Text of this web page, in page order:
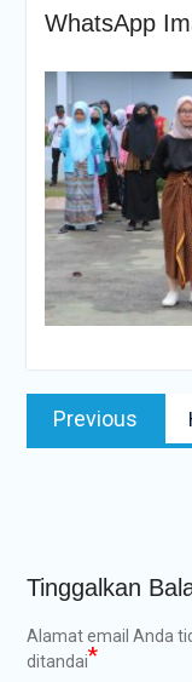
WhatsApp
Navigasi
posPrevious
Tinggalkan
Alamat email Anda
ditandai*